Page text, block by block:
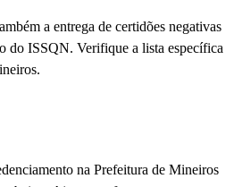
a entrega de certidões negativas
do ISSQN. Verifique a lista específica
na Prefeitura de Mineiros